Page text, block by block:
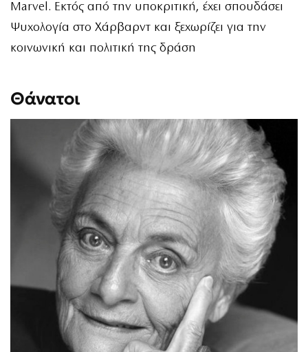
Marvel. Εκτός από την υποκριτική, έχει σπουδάσει
Ψυχολογία στο Χάρβαρντ και ξεχωρίζει για την
κοινωνική και πολιτική της δράση
Θάνατοι